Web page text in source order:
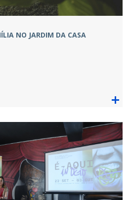
NO JARDIM DA CASA